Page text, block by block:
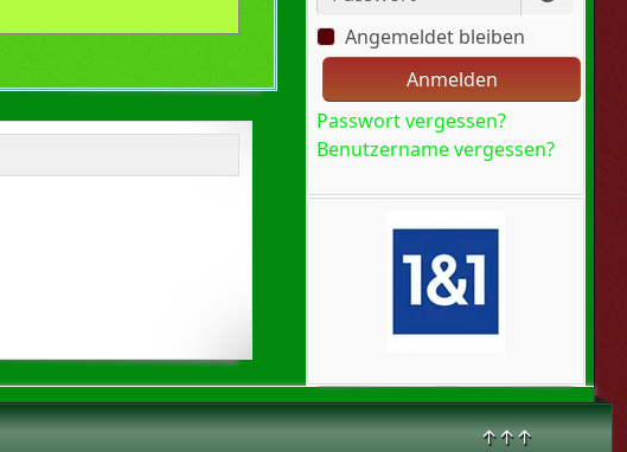
↑↑↑
Angemeldet bleiben
Anmelden
Passwort vergessen?
Benutzername vergessen?